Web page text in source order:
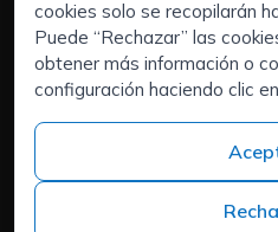
cookies solo se recopilarán
Puede “Rechazar” las
obtener más información o
configuración haciendo clic
Executive Search |
Áreas de
Quiénes
Trabaja en